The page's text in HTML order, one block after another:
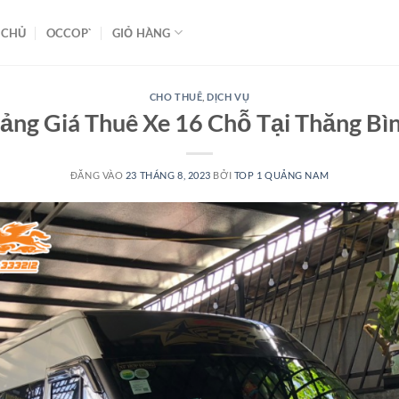
OCCOP` GIỎ HÀNG
CHO THUÊ ,DỊCH VỤ
Giá Thuê Xe 16 Chỗ Tại Thăng
ĐĂNG VÀO 23 THÁNG 8, 2023 BỞI TOP 1 QUẢNG NAM